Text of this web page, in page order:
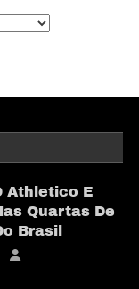
Athletico E
Quartas De
Brasil